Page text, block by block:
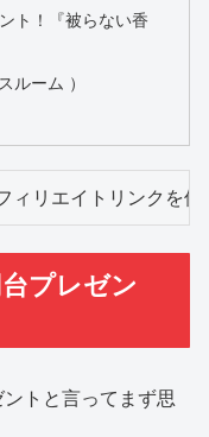
ト！『被らない香
ーム ）
ィリエイトリンクを
プレゼン
トと言ってまず思